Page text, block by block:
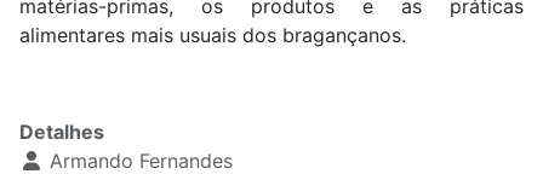
matérias-primas, os produtos e as práticas
alimentares mais usuais dos bragançanos.
Detalhes
Armando Fernandes